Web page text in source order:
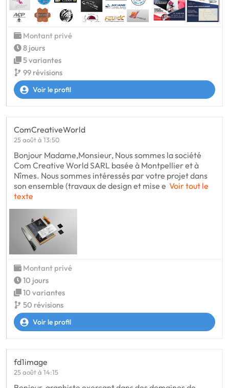
Montant privé
8 jours
5 variantes
99 révisions
Voir le profil
ComCreativeWorld
25 août à 13:50
Bonjour Madame,Monsieur, Nous sommes la société
Com Creative World SARL basée à Montpellier et à
Nîmes. Nous sommes intéressés par votre projet dans
son ensemble (travaux de design et mise e Voir tout le
texte
Montant privé
10 jours
10 variantes
50 révisions
Voir le profil
fd1image
25 août à 14:15